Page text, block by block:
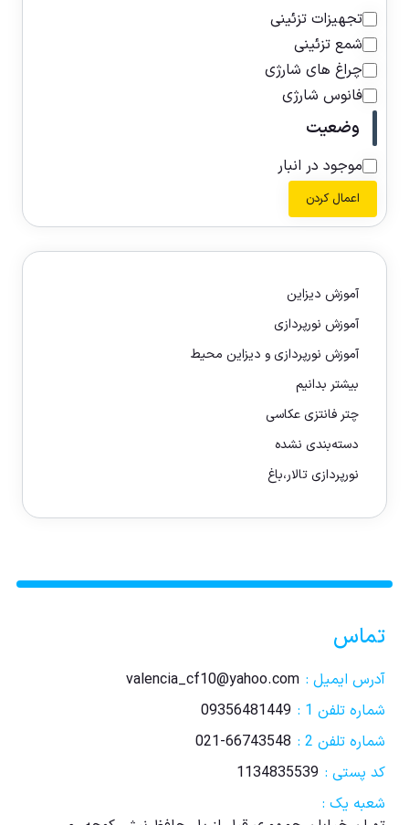
تجهیزات تزئینی
شمع تزئینی
چراغ های شارژی
فانوس شارژی
وضعیت
موجود در انبار
اعمال کردن
آموزش دیزاین
آموزش نورپردازی
آموزش نورپردازی و دیزاین محیط
بیشتر بدانیم
چتر فانتزی عکاسی
دسته‌بندی نشده
نورپردازی تالار،باغ
تماس
آدرس ایمیل : valencia_cf10@yahoo.com
شماره تلفن 1 :
09356481449
شماره تلفن 2 :
021-66743548
کد پستی : 1134835539
شعبه یک :